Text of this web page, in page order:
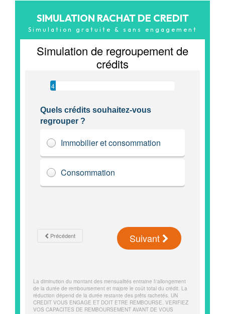
SIMULATION RACHAT DE CREDIT
Simulation gratuite & sans engagement